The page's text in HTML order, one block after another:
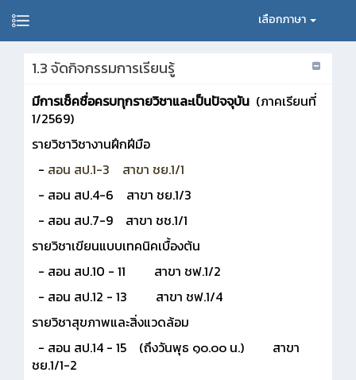
เลือกภาษา
1.3 จัดกิจกรรมการเรียนรู้
มีการเช็คชื่อครบทุกรายวิชาและเป็นปัจจุบัน (ภาคเรียนที่
1/2569)
รายวิชาวิชางานฝึกฝีมือ
- สอน สป.1-3 สาขา ชย.1/1
- สอน สป.4-6 สาขา ชย.1/3
- สอน สป.7-9 สาขา ชช.1/1
รายวิชาเขียนแบบเทคนิคเบื้องต้น
- สอน สป.10 - 11 สาขา ชฟ.1/2
- สอน สป.12 - 13 สาขา ชฟ.1/4
รายวิชาสุขภาพและสิ่งแวดล้อม
- สอน สป.14 - 15 (ถึงวันพุธ ๑๐.๐๐ น.) สาขา
ชย.1/1-2